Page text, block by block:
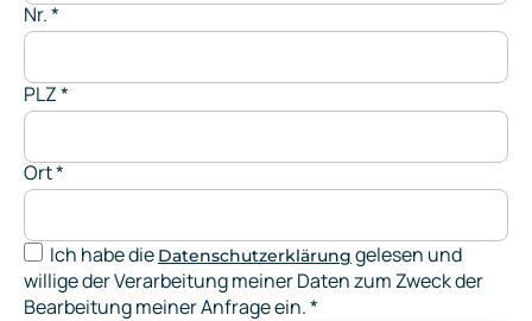
Nr.*
PLZ*
Ort*
Ich habe die Datenschutzerklärung gelesen und
willige der Verarbeitung meiner Daten zum Zweck der
Bearbeitung meiner Anfrage ein.*